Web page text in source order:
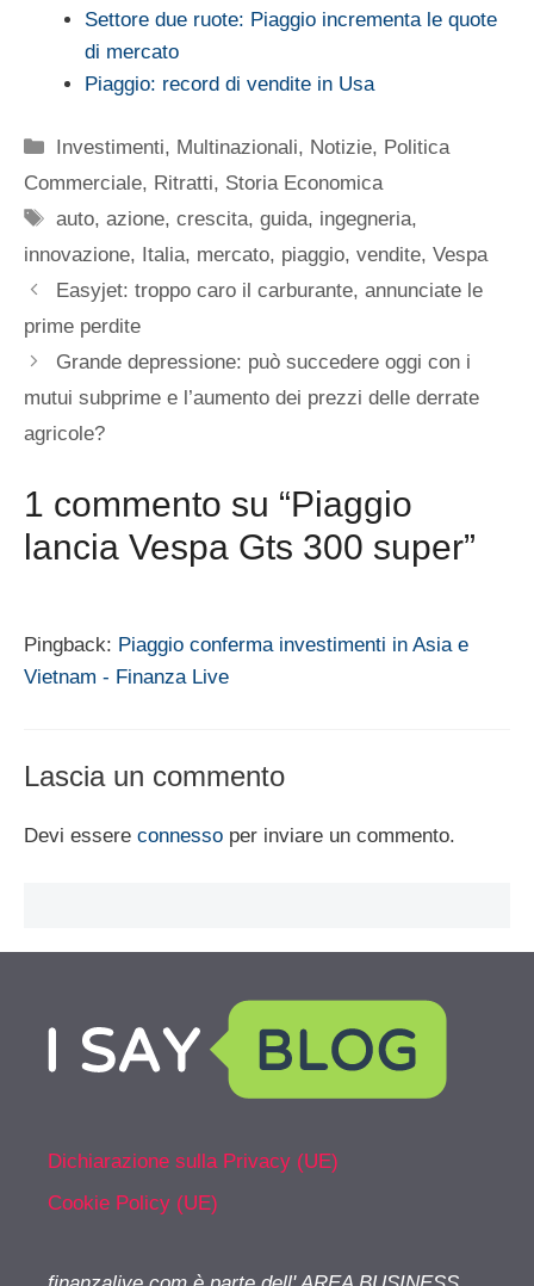
Settore due ruote: Piaggio incrementa le quote
di mercato
Piaggio: record di vendite in Usa
Categorie
Investimenti, Multinazionali, Notizie, Politica
Commerciale, Ritratti, Storia Economica
Tag
auto,azione,crescita,guida, ingegneria,
innovazione, Italia, mercato, piaggio, vendite, Vespa
Easyjet: troppo caro il carburante, annunciate le
prime perdite
Grande depressione: può succedere oggi con i
mutui subprime e l’aumento dei prezzi delle derrate
agricole?
1 commento su “Piaggio
lancia Vespa Gts 300 super”
Pingback: Piaggio conferma investimenti in Asia e
Vietnam - Finanza Live
Lascia un commento
Devi essere connesso per inviare un commento.
Dichiarazione sulla Privacy (UE)
Cookie Policy (UE)